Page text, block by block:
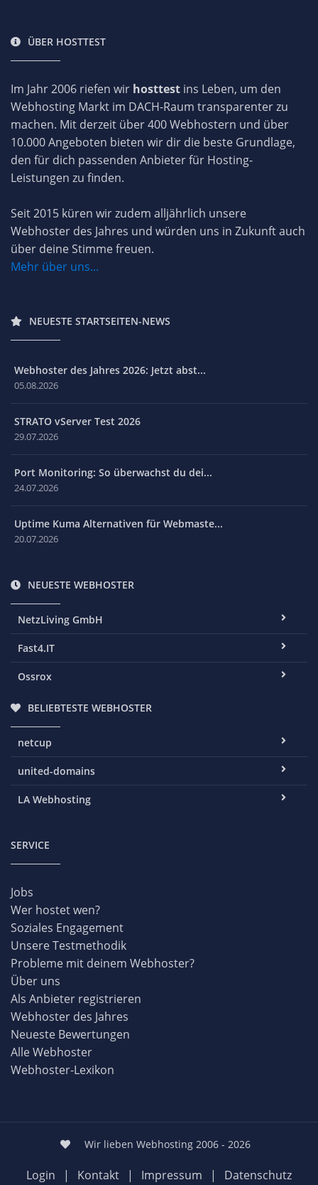
ÜBER HOSTTEST
Im Jahr 2006 riefen wir hosttest ins Leben, um den
Webhosting Markt im DACH-Raum transparenter zu
machen. Mit derzeit über 400 Webhostern und über
10.000 Angeboten bieten wir dir die beste Grundlage,
den für dich passenden Anbieter für Hosting-
Leistungen zu finden.
Seit 2015 küren wir zudem alljährlich unsere
Webhoster des Jahres und würden uns in Zukunft auch
über deine Stimme freuen.
Mehr über uns...
NEUESTE STARTSEITEN-NEWS
Webhoster des Jahres 2026: Jetzt abst...
05.08.2026
STRATO vServer Test 2026
29.07.2026
Port Monitoring: So überwachst du dei...
24.07.2026
Uptime Kuma Alternativen für Webmaste...
20.07.2026
NEUESTE WEBHOSTER
NetzLiving GmbH
Fast4.IT
Ossrox
BELIEBTESTE WEBHOSTER
netcup
united-domains
LA Webhosting
SERVICE
Jobs
Wer hostet wen?
Soziales Engagement
Unsere Testmethodik
Probleme mit deinem Webhoster?
Über uns
Als Anbieter registrieren
Webhoster des Jahres
Neueste Bewertungen
Alle Webhoster
Webhoster-Lexikon
Wir lieben Webhosting 2006 - 2026
Login | Kontakt | Impressum | Datenschutz